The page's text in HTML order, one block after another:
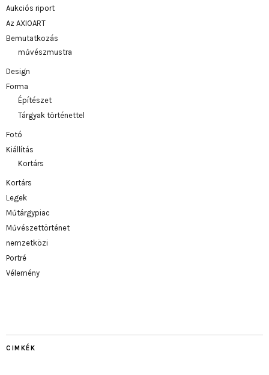
Aukciós riport
Az AXIOART
Bemutatkozás
művészmustra
Design
Forma
Építészet
Tárgyak történettel
Fotó
Kiállítás
Kortárs
Kortárs
Legek
Műtárgypiac
Művészettörténet
nemzetközi
Portré
Vélemény
CIMKÉK